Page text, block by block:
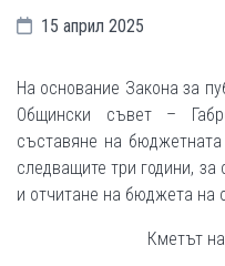
15 април 2025
На основание Закона за
Общински съвет –
съставяне на
следващите три години,
и отчитане на бюджета на
Кметът